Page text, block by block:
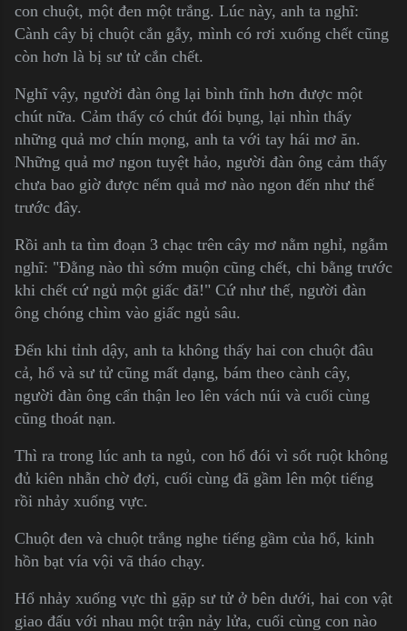
con chuột, một đen một trắng. Lúc này, anh ta nghĩ:
Cành cây bị chuột cắn gẫy, mình có rơi xuống chết cũng
còn hơn là bị sư tử cắn chết.
Nghĩ vậy, người đàn ông lại bình tĩnh hơn được một
chút nữa. Cảm thấy có chút đói bụng, lại nhìn thấy
những quả mơ chín mọng, anh ta với tay hái mơ ăn.
Những quả mơ ngon tuyệt hảo, người đàn ông cảm thấy
chưa bao giờ được nếm quả mơ nào ngon đến như thế
trước đây.
Rồi anh ta tìm đoạn 3 chạc trên cây mơ nằm nghỉ, ngẫm
nghĩ: "Đằng nào thì sớm muộn cũng chết, chi bằng trước
khi chết cứ ngủ một giấc đã!" Cứ như thế, người đàn
ông chóng chìm vào giấc ngủ sâu.
Đến khi tỉnh dậy, anh ta không thấy hai con chuột đâu
cả, hổ và sư tử cũng mất dạng, bám theo cành cây,
người đàn ông cẩn thận leo lên vách núi và cuối cùng
cũng thoát nạn.
Thì ra trong lúc anh ta ngủ, con hổ đói vì sốt ruột không
đủ kiên nhẫn chờ đợi, cuối cùng đã gầm lên một tiếng
rồi nhảy xuống vực.
Chuột đen và chuột trắng nghe tiếng gầm của hổ, kinh
hồn bạt vía vội vã tháo chạy.
Hổ nhảy xuống vực thì gặp sư tử ở bên dưới, hai con vật
giao đấu với nhau một trận nảy lửa, cuối cùng con nào